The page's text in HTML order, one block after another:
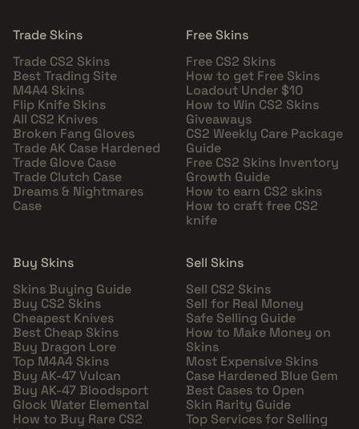
Trade Skins
Trade CS2 Skins
Best Trading Site
M4A4 Skins
Flip Knife Skins
All CS2 Knives
Broken Fang Gloves
Trade AK Case Hardened
Trade Glove Case
Trade Clutch Case
Dreams & Nightmares
Case
Free Skins
Free CS2 Skins
How to get Free Skins
Loadout Under $10
How to Win CS2 Skins
Giveaways
CS2 Weekly Care Package
Guide
Free CS2 Skins Inventory
Growth Guide
How to earn CS2 skins
How to craft free CS2
knife
Buy Skins
Skins Buying Guide
Buy CS2 Skins
Cheapest Knives
Best Cheap Skins
Buy Dragon Lore
Top M4A4 Skins
Buy AK-47 Vulcan
Buy AK-47 Bloodsport
Glock Water Elemental
How to Buy Rare CS2
Sell Skins
Sell CS2 Skins
Sell for Real Money
Safe Selling Guide
How to Make Money on
Skins
Most Expensive Skins
Case Hardened Blue Gem
Best Cases to Open
Skin Rarity Guide
Top Services for Selling